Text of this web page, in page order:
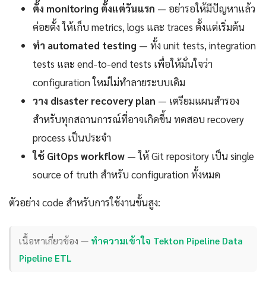
ตั้ง monitoring ตั้งแต่วันแรก — อย่ารอให้มีปัญหาแล้ว
ค่อยตั้ง ให้เก็บ metrics, logs และ traces ตั้งแต่เริ่มต้น
ทำ automated testing — ทั้ง unit tests, integration
tests และ end-to-end tests เพื่อให้มั่นใจว่า
configuration ใหม่ไม่ทำลายระบบเดิม
วาง disaster recovery plan — เตรียมแผนสำรอง
สำหรับทุกสถานการณ์ที่อาจเกิดขึ้น ทดสอบ recovery
process เป็นประจำ
ใช้ GitOps workflow — ให้ Git repository เป็น single
source of truth สำหรับ configuration ทั้งหมด
ตัวอย่าง code สำหรับการใช้งานขั้นสูง:
เนื้อหาเกี่ยวข้อง — ทำความเข้าใจ Tekton Pipeline Data
Pipeline ETL